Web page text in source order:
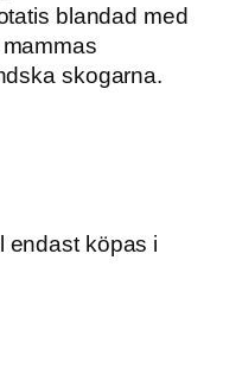
blandad med
skogarna.
endast köpas i